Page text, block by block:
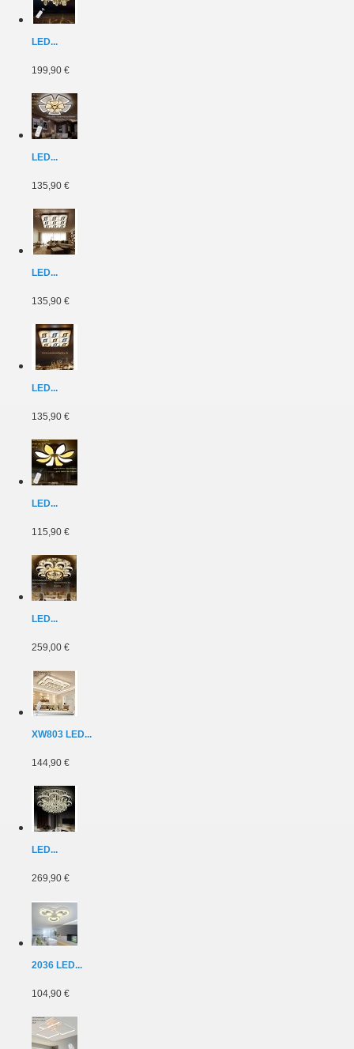
LED...
199,90 €
LED...
135,90 €
LED...
135,90 €
LED...
135,90 €
LED...
115,90 €
LED...
259,00 €
XW803 LED...
144,90 €
LED...
269,90 €
2036 LED...
104,90 €